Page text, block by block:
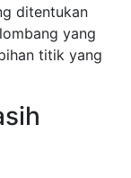
ditentukan
yang
titik yang